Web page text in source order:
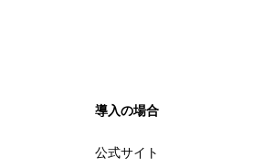
導入の場合
公式サイト